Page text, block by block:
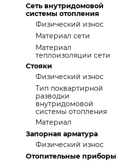
Сеть внутридомовой
системы отопления
Физический износ
Материал сети
Материал
теплоизоляции сети
Стояки
Физический износ
Тип поквартирной
разводки
внутридомовой
системы отопления
Материал
Запорная арматура
Физический износ
Отопительные приборы